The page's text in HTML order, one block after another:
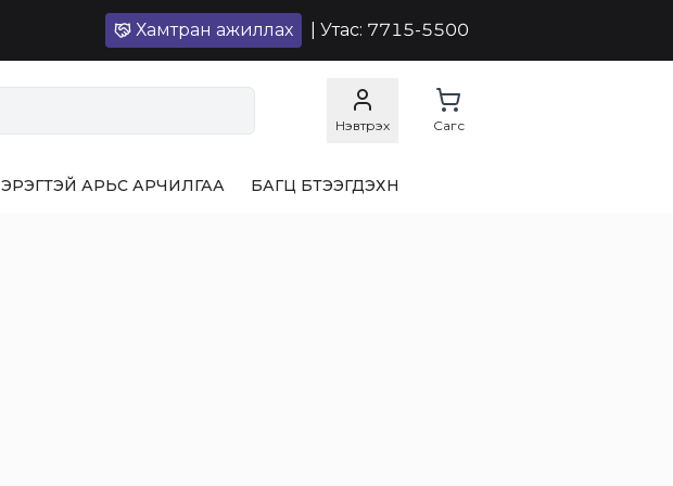
Хамтран ажиллах | Утас: 7715-5500
Нэвтрэх Сагс
ЭРЭГТЭЙ АРЬС АРЧИЛГАА БАГЦ БҮТЭЭГДЭХҮҮН